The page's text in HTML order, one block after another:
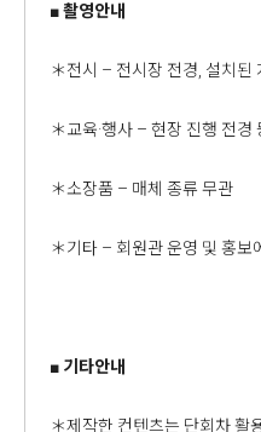
■촬영안내
＊전시 – 전시장 전경, 설치된
＊교육·행사 – 현장 진행 전경
＊소장품 – 매체 종류 무관
＊기타 – 회원관 운영 및 홍보
■ 기타안내
＊제작한 컨텐츠는 단회차 활